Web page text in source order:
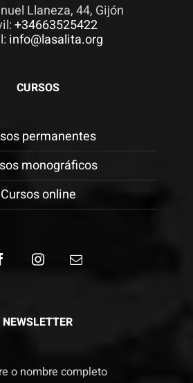
Llaneza, 44, Gijón
+34663525422
info@lasalita.org
CURSOS
permanentes
monográficos
Cursos online
NEWSLETTER
o nombre completo